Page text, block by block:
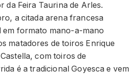
da Feira Taurina de Arles.
a citada arena francesa
em formato mano-a-mano
matadores de toiros Enrique
com toiros de
é a tradicional Goyesca e vem